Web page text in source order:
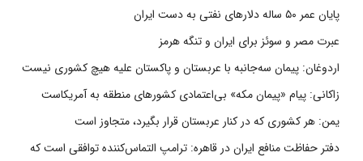
پایان عمر ۵۰ ساله دلارهای نفتی به دست ایران
عبرت مصر و سوئز برای ایران و تنگه هرمز
اردوغان: پیمان سه‌جانبه با عربستان و پاکستان علیه هیچ کشوری نیست
زاکانی: پیام «پیمان مکه» بی‌اعتمادی کشورهای منطقه به آمریکاست
یمن: هر کشوری که در کنار عربستان قرار بگیرد، متجاوز است
دفتر حفاظت منافع ایران در قاهره: ترامپ التماس‌کننده توافقی است که